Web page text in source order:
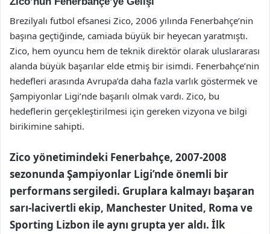
Brezilyalı futbol efsanesi Zico, 2006 yılında Fenerbahçe’nin
başına geçtiğinde, camiada büyük bir heyecan yaratmıştı.
Zico, hem oyuncu hem de teknik direktör olarak uluslararası
alanda büyük başarılar elde etmiş bir isimdi. Fenerbahçe’nin
hedefleri arasında Avrupa’da daha fazla varlık göstermek ve
Şampiyonlar Ligi’nde başarılı olmak vardı. Zico, bu
hedeflerin gerçekleştirilmesi için gereken vizyona ve bilgi
birikimine sahipti.
Zico yönetimindeki Fenerbahçe, 2007-2008
sezonunda Şampiyonlar Ligi’nde önemli bir
performans sergiledi. Gruplara kalmayı başaran
sarı-lacivertli ekip, Manchester United, Roma ve
Sporting Lizbon ile aynı grupta yer aldı. İlk